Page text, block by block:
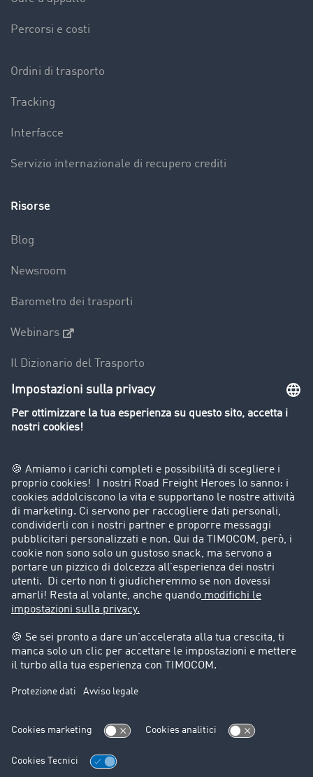
Percorsi e costi
Ordini di trasporto
Tracking
Interfacce
Servizio internazionale di recupero crediti
Risorse
Blog
Newsroom
Barometro dei trasporti
Webinars
Il Dizionario del Trasporto
Panoramica della borsa di carichi
Divieti di circolazione per mezzi pesanti
Azienda
Porta un nuovo cliente
Storie di successo
Informazioni legali
Note legali
Trattamento dei dati
Cookie-Einstellungen
Assistenza